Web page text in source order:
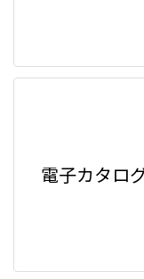
電子カタロ